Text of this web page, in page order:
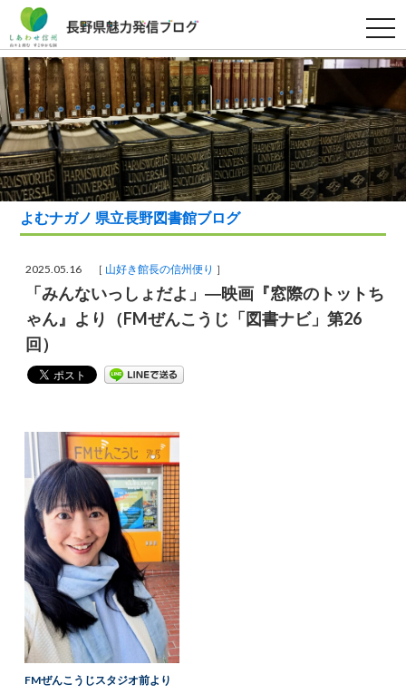
t
o
g
g
n
a
v
i
g
a
t
i
よむナガノ 県立長野図書館ブログ
2025.05.16 ［ 山好き館長の信州便り ］
「みんないっしょだよ」―映画『窓際のトットち
ゃん』より（FMぜんこうじ「図書ナビ」第26
回）
FMぜんこうじスタジオ前より